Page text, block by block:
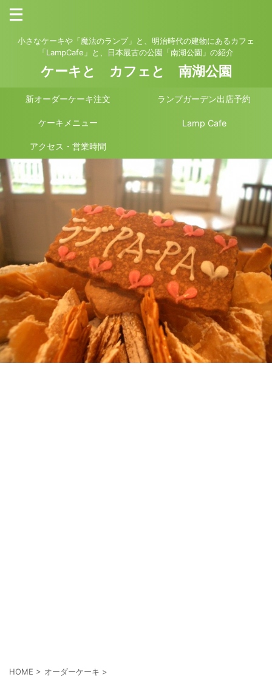
小さなケーキや「魔法のランプ」と、明治時代の建物にあるカフェ
「LampCafe」と、日本最古の公園「南湖公園」の紹介
ケーキと カフェと 南湖公園
新オーダーケーキ注文 ランプガーデン出店予約
ケーキメニュー Lamp Cafe
アクセス・営業時間
HOME > オーダーケーキ >